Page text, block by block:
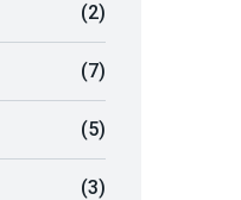
(2)
(7)
(5)
(3)